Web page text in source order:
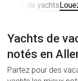
de yachts
Yachts de
notés en
Partez pour des